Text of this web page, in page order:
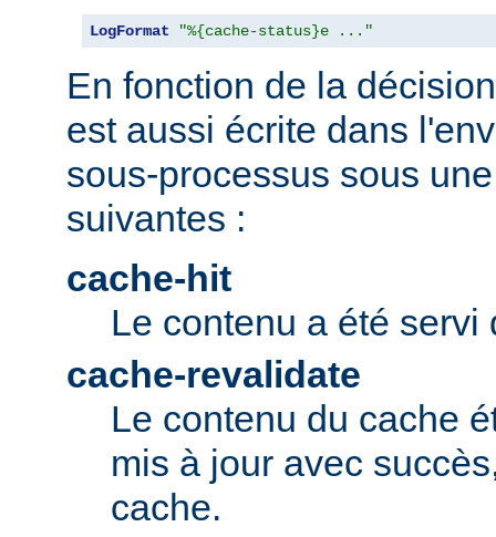
LogFormat "%{cache-status}e ..."
En fonction de la
est aussi écrite dans
sous-processus sous
suivantes :
cache-hit
Le contenu a été servi
cache-revalidate
Le contenu du cache
mis à jour avec
cache.